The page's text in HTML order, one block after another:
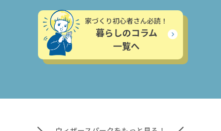
家づくり初心者さん必読！
暮らしのコラム
一覧へ